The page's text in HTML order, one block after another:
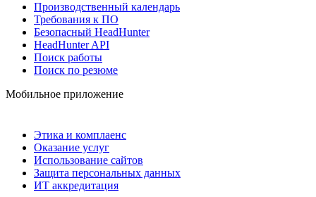
Производственный календарь
Требования к ПО
Безопасный HeadHunter
HeadHunter API
Поиск работы
Поиск по резюме
Мобильное приложение
Этика и комплаенс
Оказание услуг
Использование сайтов
Защита персональных данных
ИТ аккредитация